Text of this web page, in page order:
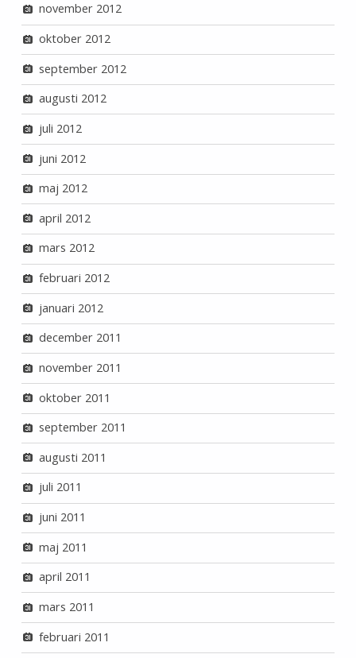
november 2012
oktober 2012
september 2012
augusti 2012
juli 2012
juni 2012
maj 2012
april 2012
mars 2012
februari 2012
januari 2012
december 2011
november 2011
oktober 2011
september 2011
augusti 2011
juli 2011
juni 2011
maj 2011
april 2011
mars 2011
februari 2011